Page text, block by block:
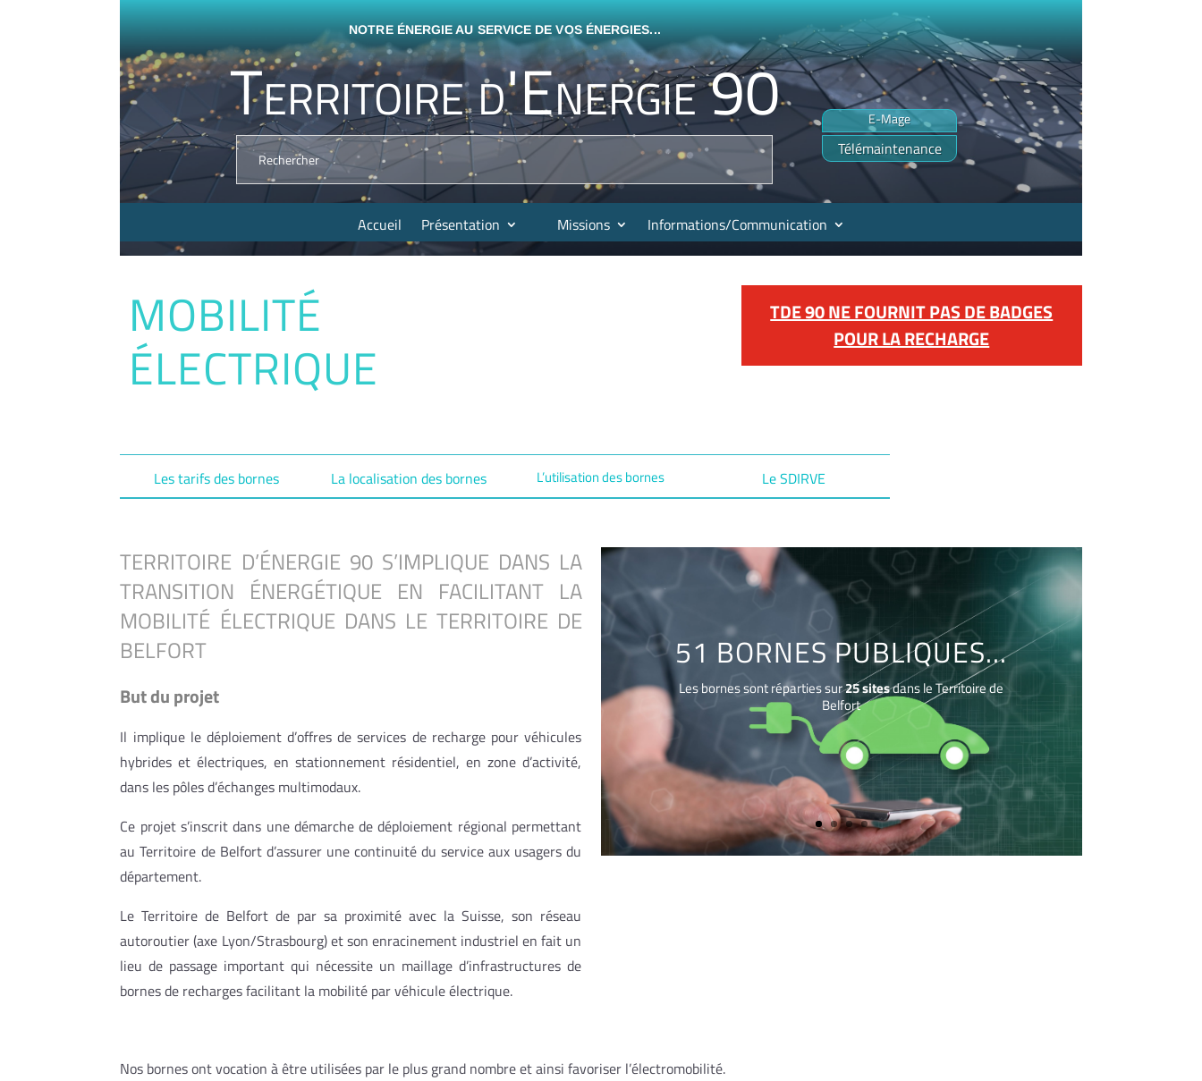
NOTRE ÉNERGIE AU SERVICE DE VOS ÉNERGIES...
Territoire d'Energie 90 E-Mage
Télémaintenance
Accueil Présentation Missions Informations/Communication
MOBILITÉ
ÉLECTRIQUE
TDE 90 NE FOURNIT PAS DE BADGES
POUR LA RECHARGE
Les tarifs des bornes La localisation des bornes L’utilisation des bornes Le SDIRVE
TERRITOIRE D’ÉNERGIE 90 S’IMPLIQUE DANS LA
TRANSITION ÉNERGÉTIQUE EN FACILITANT LA
MOBILITÉ ÉLECTRIQUE DANS LE TERRITOIRE DE
BELFORT
But du projet
Il implique le déploiement d’offres de services de recharge pour véhicules
hybrides et électriques, en stationnement résidentiel, en zone d’activité,
dans les pôles d’échanges multimodaux.
Ce projet s’inscrit dans une démarche de déploiement régional permettant
au Territoire de Belfort d’assurer une continuité du service aux usagers du
département.
Le Territoire de Belfort de par sa proximité avec la Suisse, son réseau
autoroutier (axe Lyon/Strasbourg) et son enracinement industriel en fait un
lieu de passage important qui nécessite un maillage d’infrastructures de
bornes de recharges facilitant la mobilité par véhicule électrique.
51 BORNES PUBLIQUES...
Les bornes sont réparties sur25 sitesdans le Territoire de
Belfort
Nos bornes ont vocation à être utilisées par le plus grand nombre et ainsi favoriser l’électromobilité.